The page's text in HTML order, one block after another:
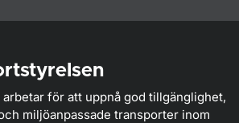
för att uppnå god tillgänglighet,
miljöanpassade transporter inom